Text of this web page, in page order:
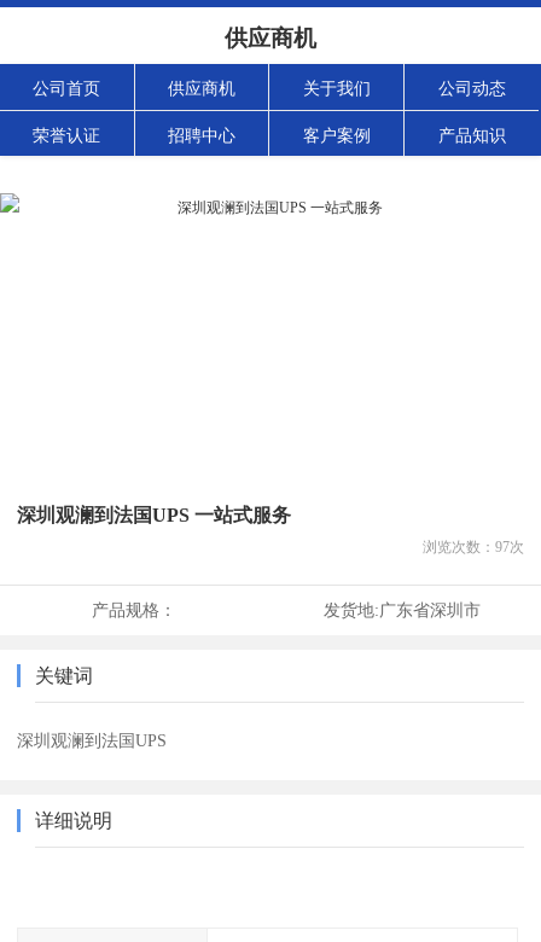
供应商机
公司首页 供应商机 关于我们 公司动态
荣誉认证 招聘中心 客户案例 产品知识
深圳观澜到法国UPS 一站式服务
浏览次数： 97次
产品规格： 发货地:广东省深圳市
关键词
深圳观澜到法国UPS
详细说明